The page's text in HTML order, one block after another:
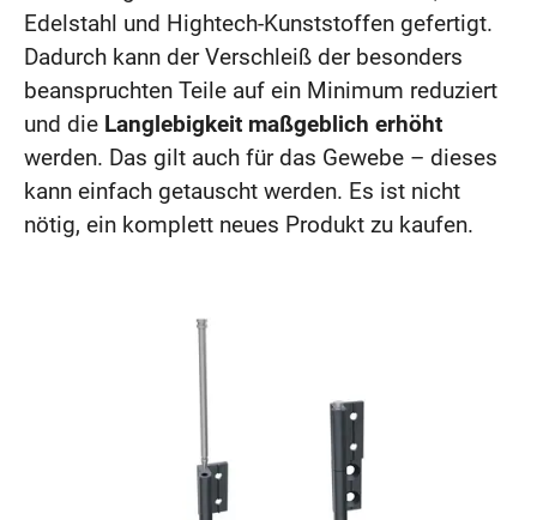
Edelstahl und Hightech-Kunststoffen gefertigt.
Dadurch kann der Verschleiß der besonders
beanspruchten Teile auf ein Minimum reduziert
und die Langlebigkeit maßgeblich erhöht
werden. Das gilt auch für das Gewebe – dieses
kann einfach getauscht werden. Es ist nicht
nötig, ein komplett neues Produkt zu kaufen.